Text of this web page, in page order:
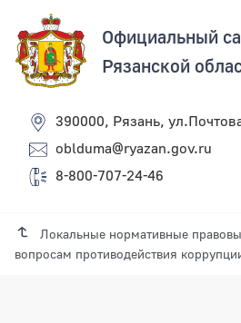
Официальный
Рязанской
390000, Рязань,
oblduma@ryazan.gov.ru
8-800-707-24-46
Локальные нормативные
вопросам противодействия